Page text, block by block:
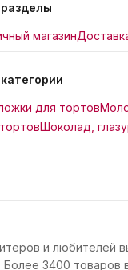
магазин
для тортов
Шоколад,
и любителей
3400 товаров